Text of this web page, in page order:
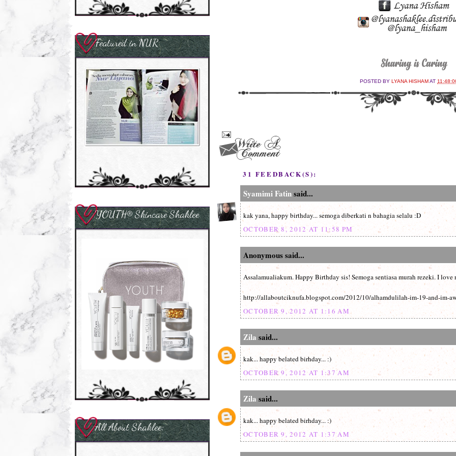
POSTED BY LYANA HISHAMAT
31 FEEDBACK(S):
Syamimi Fatinsaid...
kak yana, happy birthday... semoga diberkati n bahagia selalu :D
OCTOBER 8, 2012 AT 11:58 PM
Anonymous said...
Assalamualiakum. Happy Birthday sis! Semoga sentiasa murah rezeki. I
http://allaboutciknufa.blogspot.com/2012/10/alhamdulilah-im-19-and-im-
OCTOBER 9, 2012 AT 1:16 AM
Zila said...
kak... happy belated birhday... :)
OCTOBER 9, 2012 AT 1:37 AM
Zila said...
kak... happy belated birhday... :)
OCTOBER 9, 2012 AT 1:37 AM
Featured in NUR
YOUTH® Skincare Shaklee
All About Shaklee: